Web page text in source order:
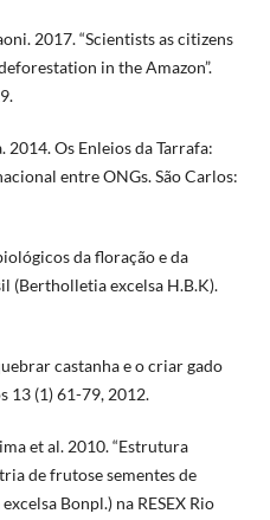
2017. “Scientists as citizens
in the Amazon”.
Os Enleios da Tarrafa:
entre ONGs. São Carlos:
da floração e da
(Bertholletia excelsa H.B.K).
castanha e o criar gado
13 (1) 61-79, 2012.
et al. 2010. “Estrutura
de frutose sementes de
Bonpl.) na RESEX Rio